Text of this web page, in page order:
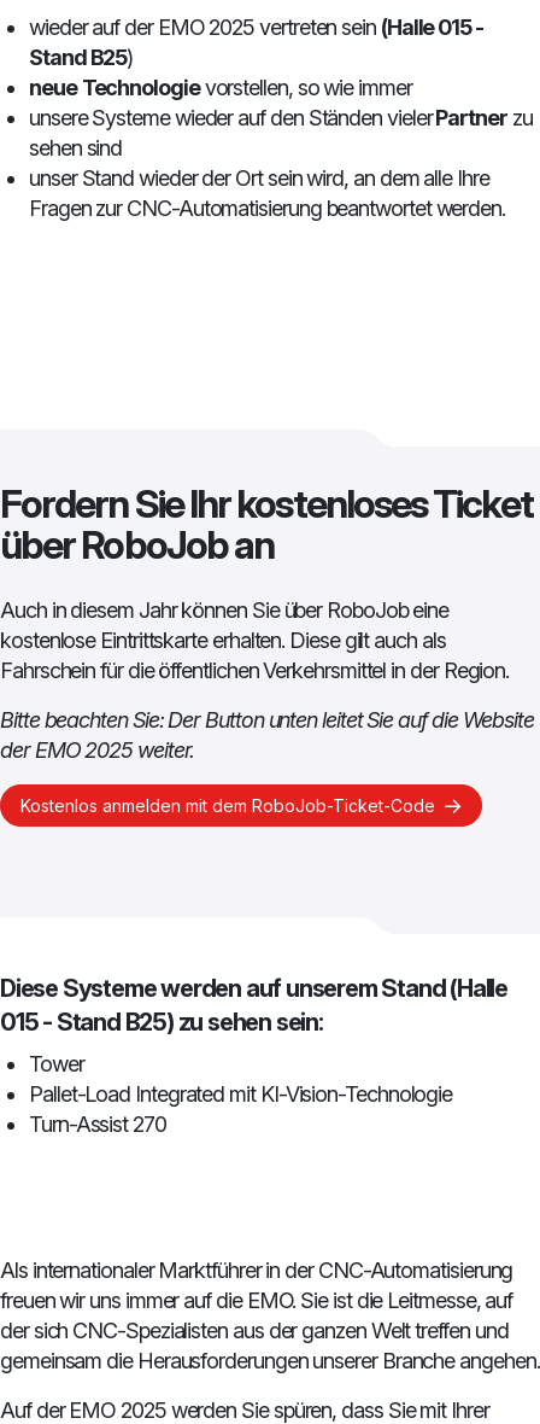
wieder auf der EMO 2025 vertreten sein (Halle 015 -
Stand B25)
neue Technologievorstellen, so wie immer
unsere Systeme wieder auf den Ständen vielerPartnerzu
sehen sind
unser Stand wieder der Ort sein wird, an dem alle Ihre
Fragen zur CNC-Automatisierung beantwortet werden.
Fordern Sie Ihr kostenloses Ticket
über RoboJob an
Auch in diesem Jahr können Sie über RoboJob eine
kostenlose Eintrittskarte erhalten. Diese gilt auch als
Fahrschein für die öffentlichen Verkehrsmittel in der Region.
Bitte beachten Sie: Der Button unten leitet Sie auf die Website
der EMO 2025 weiter.
Kostenlos anmelden mit dem RoboJob-Ticket-Code
Diese Systeme werden auf unserem Stand (Halle
015 - Stand B25) zu sehen sein:
Tower
Pallet-Load Integrated mit KI-Vision-Technologie
Turn-Assist 270
Als internationaler Marktführer in der CNC-Automatisierung
freuen wir uns immer auf die EMO. Sie ist die Leitmesse, auf
der sich CNC-Spezialisten aus der ganzen Welt treffen und
gemeinsam die Herausforderungen unserer Branche angehen.
Auf der EMO 2025 werden Sie spüren, dass Sie mit Ihrer